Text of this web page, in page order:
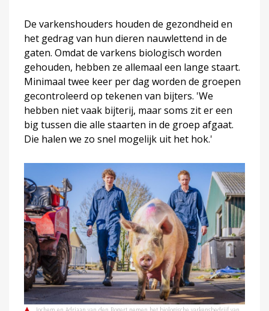
De varkenshouders houden de gezondheid en
het gedrag van hun dieren nauwlettend in de
gaten. Omdat de varkens biologisch worden
gehouden, hebben ze allemaal een lange staart.
Minimaal twee keer per dag worden de groepen
gecontroleerd op tekenen van bijters. 'We
hebben niet vaak bijterij, maar soms zit er een
big tussen die alle staarten in de groep afgaat.
Die halen we zo snel mogelijk uit het hok.'